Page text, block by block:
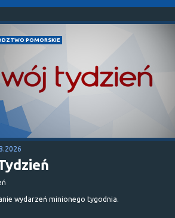
POMORSKIE
wydarzeń minionego tygodnia.